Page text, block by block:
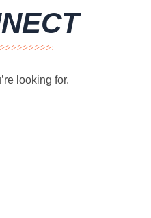
looking for.